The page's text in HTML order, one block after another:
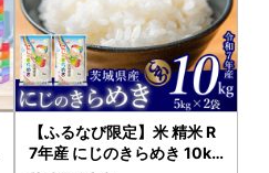
【ふるなび限定】米 精米 R
7年産 にじのきらめき 10kg